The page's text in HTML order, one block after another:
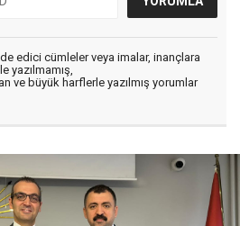
edici cümleler veya imalar, inançlara
yazılmamış,
ve büyük harflerle yazılmış yorumlar